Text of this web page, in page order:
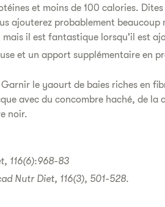
et moins de 100 calories.
ajouterez probablement beaucoup
il est fantastique lorsqu'il est
et un apport supplémentaire en
Garnir le yaourt de baies riches en
avec du concombre haché, de la
noir.
116(6):968-83
Nutr Diet, 116(3), 501-528.